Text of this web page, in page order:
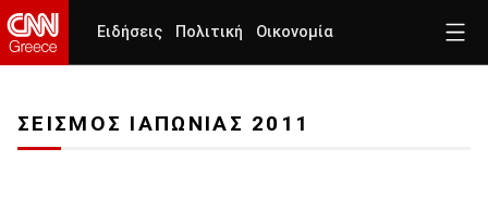
Ειδήσεις Πολιτική Οικονομία
ΣΕΙΣΜΟΣ ΙΑΠΩΝΙΑΣ 2011